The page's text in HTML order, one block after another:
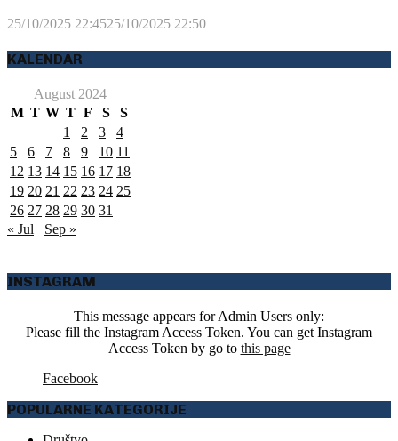
25/10/2025 22:4525/10/2025 22:50
KALENDAR
August 2024
M T W T F S
S
1
2 3
4
5
6 7 8 9 10 11
12 13 14 15 16 17 18
19 20 21 22 23 24 25
26 27 28 29 30 31
« Jul
Sep »
INSTAGRAM
This message appears for Admin Users only:
Please fill the Instagram Access Token. You can get Instagram
Access Token by go to this page
Facebook
POPULARNE KATEGORIJE